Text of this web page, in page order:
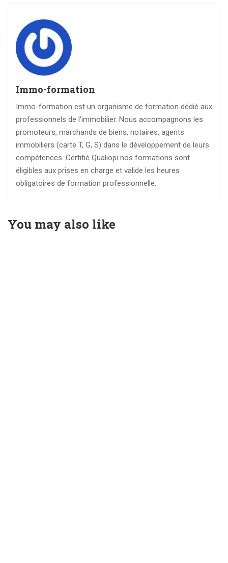
Immo-formation
Immo-formation est un organisme de formation dédié aux
professionnels de l'immobilier. Nous accompagnons les
promoteurs, marchands de biens, notaires, agents
immobiliers (carte T, G, S) dans le développement de leurs
compétences. Certifié Qualiopi nos formations sont
éligibles aux prises en charge et valide les heures
obligatoires de formation professionnelle.
You may also like